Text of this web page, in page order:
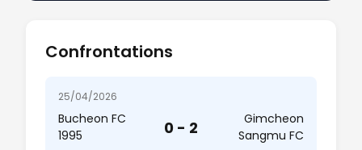
Confrontations
25/04/2026
Bucheon FC
1995
0 - 2
Gimcheon
Sangmu FC